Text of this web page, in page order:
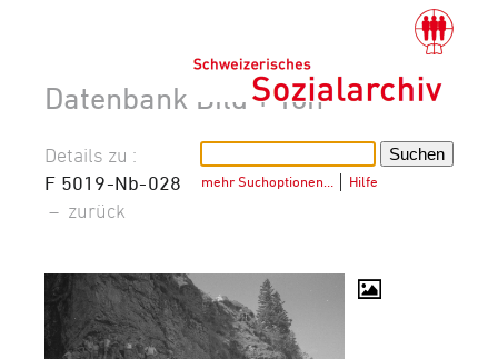
Datenbank Bild + Ton
mehr Suchoptionen… Hilfe
Details zu :
F 5019-Nb-028
– zurück